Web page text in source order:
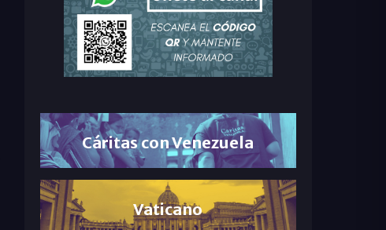
Cáritas con Venezuela
Vaticano